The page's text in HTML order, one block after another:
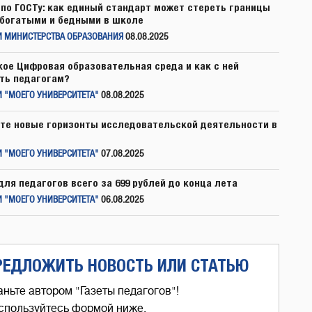
ГОСТу: как единый стандарт может стереть границы
и бедными в школе
МИНИСТЕРСТВА ОБРАЗОВАНИЯ 08.08.2025
Цифровая образовательная среда и как с ней
педагогам?
"МОЕГО УНИВЕРСИТЕТА" 08.08.2025
новые горизонты исследовательской деятельности в
"МОЕГО УНИВЕРСИТЕТА" 07.08.2025
педагогов всего за 699 рублей до конца лета
"МОЕГО УНИВЕРСИТЕТА" 06.08.2025
НОВОСТЬ ИЛИ СТАТЬЮ
автором "Газеты педагогов"!
формой ниже,